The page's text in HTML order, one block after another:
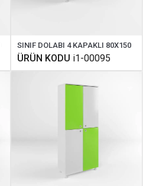
SINIF DOLABI 4 KAPAKLI 80X150
ÜRÜN KODU i1-00095